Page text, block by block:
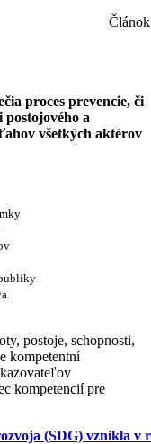
proces prevencie, či
postojového a
všetkých aktérov
postoje, schopnosti,
kompetentní
kompetencií pre
(SDG) vznikla v